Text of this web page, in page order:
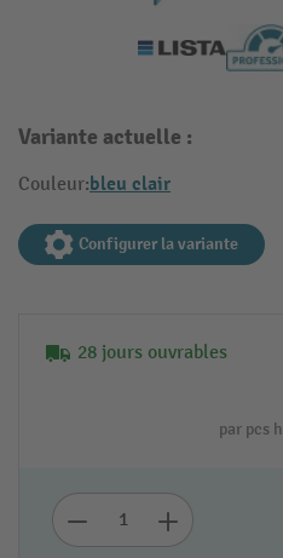
Variante actuelle :
Couleur:bleu clair
Configurer la variante
28 jours ouvrables
par pcs